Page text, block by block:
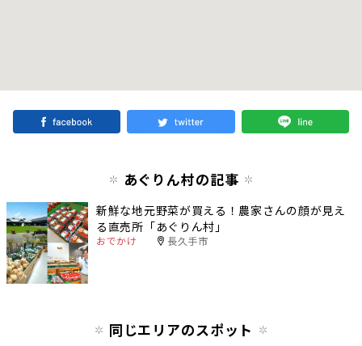
あぐりん村の記事
新鮮な地元野菜が買える！農家さんの顔が見え
る直売所「あぐりん村」
おでかけ 長久手市
同じエリアのスポット